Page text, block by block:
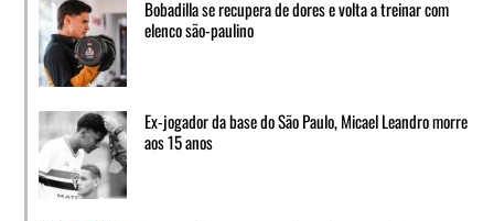
Bobadilla se recupera de dores e volta a treinar com
elenco são-paulino
Ex-jogador da base do São Paulo, Micael Leandro morre
aos 15 anos